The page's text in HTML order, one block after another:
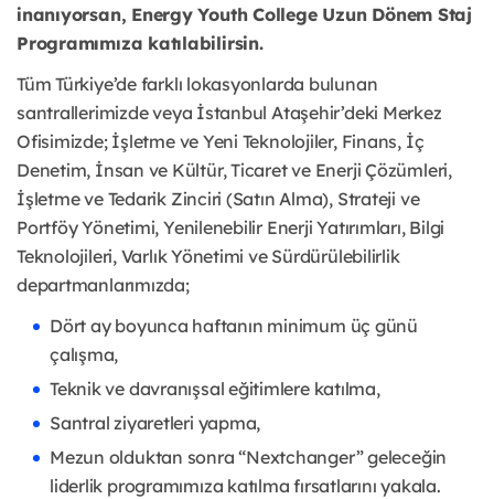
inanıyorsan, Energy Youth College Uzun Dönem Staj
Programımıza katılabilirsin.
Tüm Türkiye’de farklı lokasyonlarda bulunan
santrallerimizde veya İstanbul Ataşehir’deki Merkez
Ofisimizde; İşletme ve Yeni Teknolojiler, Finans, İç
Denetim, İnsan ve Kültür, Ticaret ve Enerji Çözümleri,
İşletme ve Tedarik Zinciri (Satın Alma), Strateji ve
Portföy Yönetimi, Yenilenebilir Enerji Yatırımları, Bilgi
Teknolojileri, Varlık Yönetimi ve Sürdürülebilirlik
departmanlarımızda;
Dört ay boyunca haftanın minimum üç günü
çalışma,
Teknik ve davranışsal eğitimlere katılma,
Santral ziyaretleri yapma,
Mezun olduktan sonra “Nextchanger” geleceğin
liderlik programımıza katılma fırsatlarını yakala.